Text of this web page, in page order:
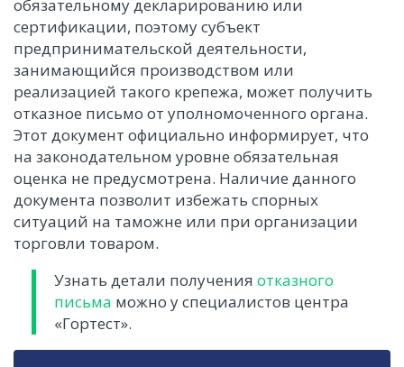
обязательному декларированию или
сертификации, поэтому субъект
предпринимательской деятельности,
занимающийся производством или
реализацией такого крепежа, может получить
отказное письмо от уполномоченного органа.
Этот документ официально информирует, что
на законодательном уровне обязательная
оценка не предусмотрена. Наличие данного
документа позволит избежать спорных
ситуаций на таможне или при организации
торговли товаром.
Узнать детали получения отказного
письма можно у специалистов центра
«Гортест».